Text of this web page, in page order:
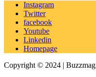
Instagram
Twitter
facebook
Youtube
Linkedin
Homepage
Copyright © 2024 | Buzzmag